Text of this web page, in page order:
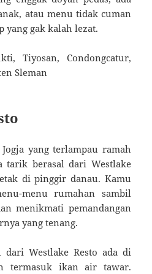
atau menu tidak cuman
yang gak kalah lezat.
Tiyosan, Condongcatur,
Sleman
yang terlampau ramah
tarik berasal dari Westlake
di pinggir danau. Kamu
menu rumahan sambil
menikmati pemandangan
yang tenang.
dari Westlake Resto ada di
termasuk ikan air tawar.